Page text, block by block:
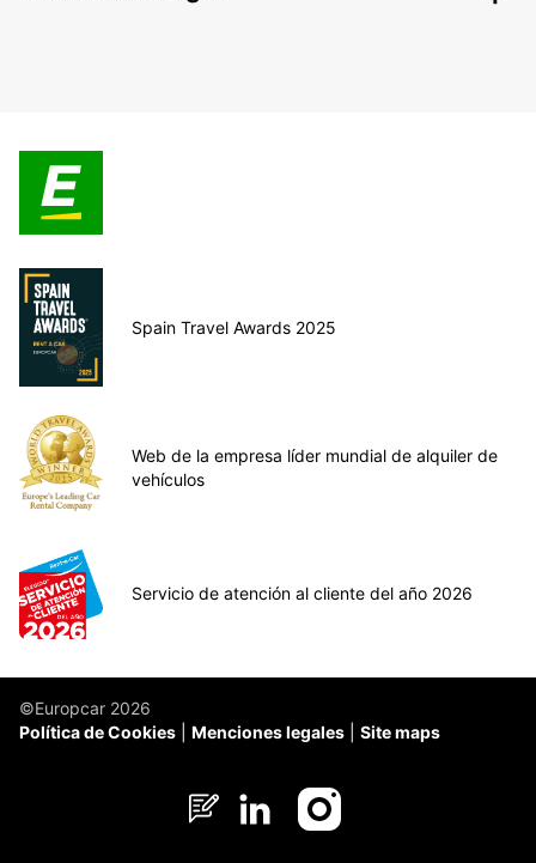
Spain Travel Awards 2025
Web de la empresa líder mundial de alquiler de
vehículos
Servicio de atención al cliente del año 2026
©Europcar 2026
Política de Cookies
Menciones legales Site maps